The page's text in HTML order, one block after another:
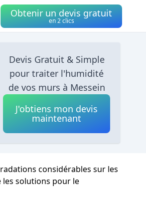
Obtenir un devis gratuit
en 2 clics
Devis Gratuit & Simple
pour traiter l'humidité
de vos murs à Messein
J'obtiens mon devis
maintenant
considérables sur les
les solutions pour le